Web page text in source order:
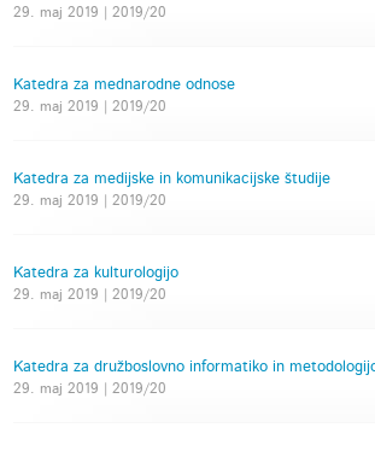
29. maj 2019 | 2019/20
Katedra za mednarodne odnose
29. maj 2019 | 2019/20
Katedra za medijske in komunikacijske študije
29. maj 2019 | 2019/20
Katedra za kulturologijo
29. maj 2019 | 2019/20
Katedra za družboslovno informatiko in
29. maj 2019 | 2019/20